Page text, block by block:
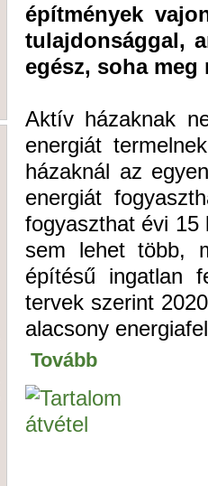
építmények
tulajdonsággal,
egész, soha
Aktív házaknak
energiát
házaknál az
energiát
fogyaszthat évi 15
sem lehet több,
építésű ingatlan
tervek szerint
alacsony
Tovább